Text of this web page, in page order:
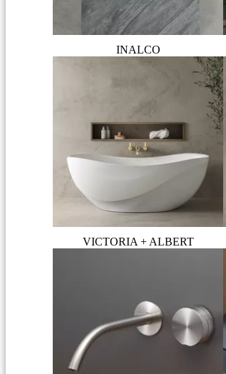
INALCO
VICTORIA + ALBERT